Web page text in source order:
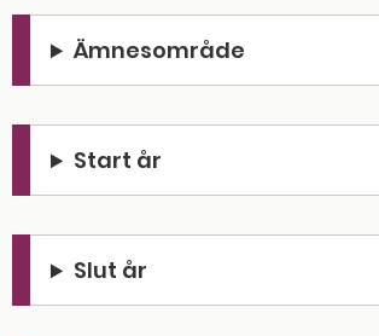
Ämnesområde
Start år
Slut år